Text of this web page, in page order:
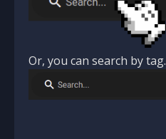
Or, you can search by tag.